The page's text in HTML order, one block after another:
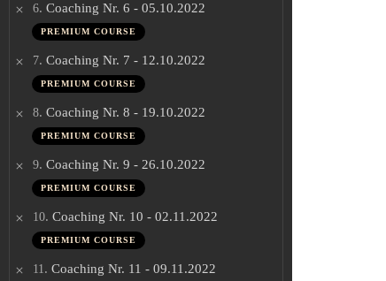
6. Coaching Nr. 6 - 05.10.2022
PREMIUM COURSE
7. Coaching Nr. 7 - 12.10.2022
PREMIUM COURSE
8. Coaching Nr. 8 - 19.10.2022
PREMIUM COURSE
9. Coaching Nr. 9 - 26.10.2022
PREMIUM COURSE
10. Coaching Nr. 10 - 02.11.2022
PREMIUM COURSE
11. Coaching Nr. 11 - 09.11.2022